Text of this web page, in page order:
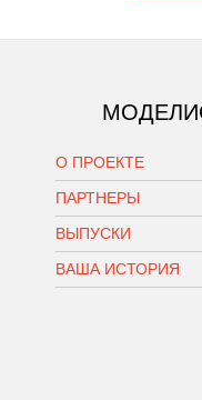
О ПРОЕКТЕ
ПАРТНЕРЫ
ВЫПУСКИ
ВАША ИСТОРИЯ